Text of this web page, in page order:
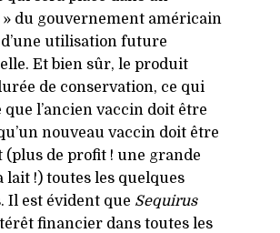
» du gouvernement américain
utilisation future
Et bien sûr, le produit
de conservation, ce qui
que l’ancien vaccin doit être
nouveau vaccin doit être
(plus de profit ! une grande
lait !) toutes les quelques
Il est évident que Sequirus
financier dans toutes les